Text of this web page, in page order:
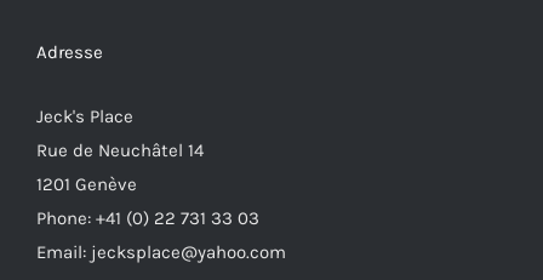
Adresse
Jeck's Place
Rue de Neuchâtel 14
1201 Genève
Phone: +41 (0) 22 731 33 03
Email: jecksplace@yahoo.com